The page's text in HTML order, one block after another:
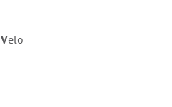
Velo